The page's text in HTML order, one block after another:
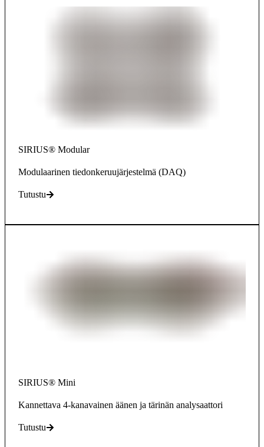
SIRIUS® Modular
Modulaarinen tiedonkeruujärjestelmä (DAQ)
Tutustu
SIRIUS® Mini
Kannettava 4-kanavainen äänen ja tärinän analysaattori
Tutustu